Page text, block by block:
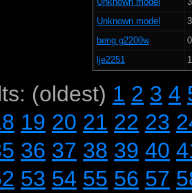
Unknown model
beng g2200w
lje2251
(oldest) 1 2 3 4
19 20 21 22 23
36 37 38 39 40
53 54 55 56 57